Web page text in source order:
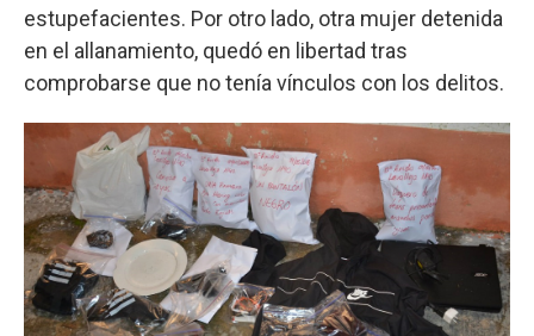
estupefacientes. Por otro lado, otra mujer detenida
en el allanamiento, quedó en libertad tras
comprobarse que no tenía vínculos con los delitos.